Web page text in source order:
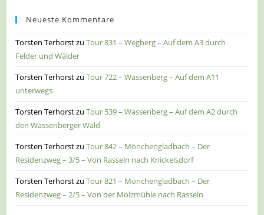
Neueste Kommentare
Torsten TerhorstzuTour 831 – Wegberg – Auf dem A3 durch
Felder und Wälder
Torsten TerhorstzuTour 722 – Wassenberg – Auf dem A11
unterwegs
Torsten TerhorstzuTour 539 – Wassenberg – Auf dem A2 durch
den Wassenberger Wald
Torsten TerhorstzuTour 842 – Mönchengladbach – Der
Residenzweg – 3/5 – Von Rasseln nach Knickelsdorf
Torsten TerhorstzuTour 821 – Mönchengladbach – Der
Residenzweg – 2/5 – Von der Molzmühle nach Rasseln